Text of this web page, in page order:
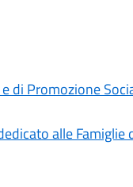
di Promozione
alle